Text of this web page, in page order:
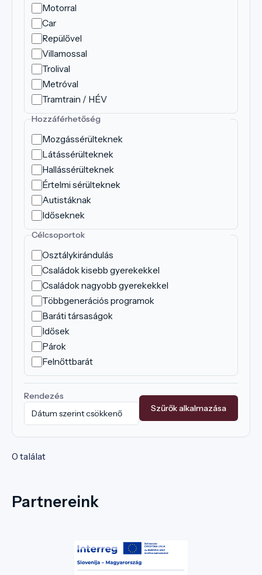
Motorral
Car
Repülővel
Villamossal
Trolival
Metróval
Tramtrain / HÉV
Hozzáférhetőség
Mozgássérülteknek
Látássérülteknek
Hallássérülteknek
Értelmi sérülteknek
Autistáknak
Időseknek
Célcsoportok
Osztálykirándulás
Családok kisebb gyerekekkel
Családok nagyobb gyerekekkel
Többgenerációs programok
Baráti társaságok
Idősek
Párok
Felnőttbarát
Rendezés
Szűrők alkalmazása
0 találat
Partnereink